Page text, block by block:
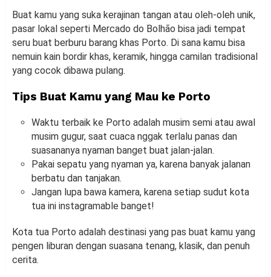
Buat kamu yang suka kerajinan tangan atau oleh-oleh unik,
pasar lokal seperti Mercado do Bolhão bisa jadi tempat
seru buat berburu barang khas Porto. Di sana kamu bisa
nemuin kain bordir khas, keramik, hingga camilan tradisional
yang cocok dibawa pulang.
Tips Buat Kamu yang Mau ke Porto
Waktu terbaik ke Porto adalah musim semi atau awal
musim gugur, saat cuaca nggak terlalu panas dan
suasananya nyaman banget buat jalan-jalan.
Pakai sepatu yang nyaman ya, karena banyak jalanan
berbatu dan tanjakan.
Jangan lupa bawa kamera, karena setiap sudut kota
tua ini instagramable banget!
Kota tua Porto adalah destinasi yang pas buat kamu yang
pengen liburan dengan suasana tenang, klasik, dan penuh
cerita.